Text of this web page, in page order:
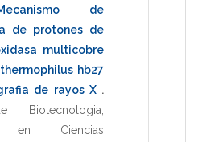
de
de protones de
multicobre
hb27
de rayos X .
Biotecnologia
en Ciencias